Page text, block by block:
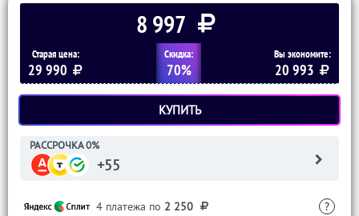
8 997
Старая цена:
29 990
Скидка:
70%
Вы экономите:
20 993
КУПИТЬ
РАССРОЧКА 0%
+55
4 платежа по 2 250 ?